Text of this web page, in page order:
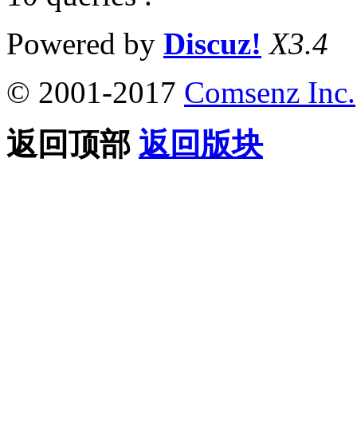
Powered by Discuz! X3.4
© 2001-2017 Comsenz Inc.
返回顶部 返回版块